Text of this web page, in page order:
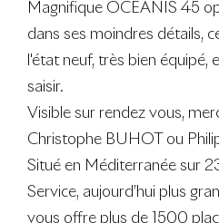
Magnifique OCEANIS 45
dans ses moindres détails,
l'état neuf, très bien équipé,
saisir.
Visible sur rendez vous,
Christophe BUHOT ou
Situé en Méditerranée sur
Service, aujourd’hui plus
vous offre plus de 1500